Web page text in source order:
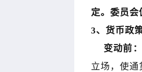
定。委员会
3、货币政
变动前：
立场，使通